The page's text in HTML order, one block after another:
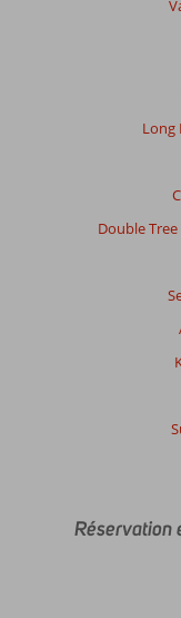
Long
Double
Réservation